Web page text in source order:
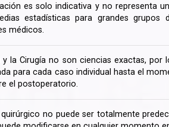
es solo indicativa y no representa
estadísticas para grandes
médicos.
y la Cirugía no son ciencias exactas,
para cada caso individual hasta el
el postoperatorio.
no puede ser totalmente